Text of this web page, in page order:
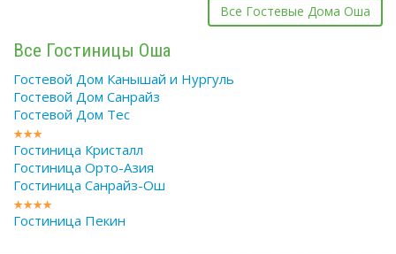
Все Гостевые Дома Оша
Все Гостиницы Оша
Гостевой Дом Канышай и Нургуль
Гостевой Дом Санрайз
Гостевой Дом Теc
Гостиница Кристалл
Гостиница Орто-Азия
Гостиница Санрайз-Ош
Гостиница Пекин